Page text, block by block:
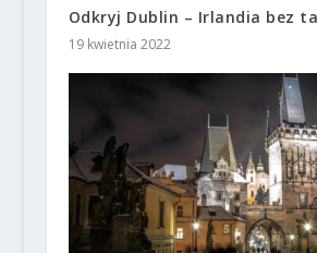
Odkryj Dublin – Irlandia bez
19 kwietnia 2022